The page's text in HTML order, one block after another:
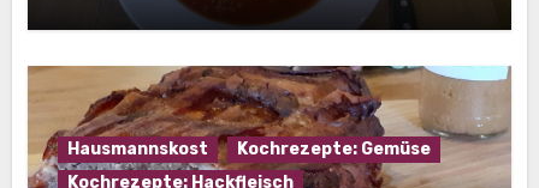
Hausmannskost
Kochrezepte: Gemüse
Kochrezepte: Hackfleisch